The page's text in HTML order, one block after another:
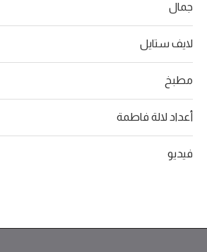
جمال
لايف ستايل
مطبخ
أعداد لالة فاطمة
فيديو